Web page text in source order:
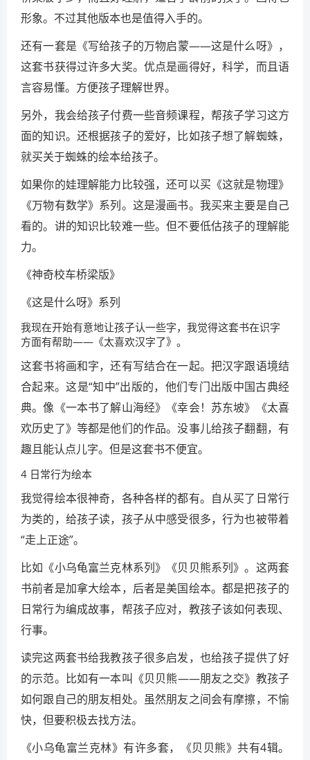
形象。不过其他版本也是值得入手的。
还有一套是《写给孩子的万物启蒙——这是什么呀》，
这套书获得过许多大奖。优点是画得好，科学，而且语
言容易懂。方便孩子理解世界。
另外，我会给孩子付费一些音频课程，帮孩子学习这方
面的知识。还根据孩子的爱好，比如孩子想了解蜘蛛，
就买关于蜘蛛的绘本给孩子。
如果你的娃理解能力比较强，还可以买《这就是物理》
《万物有数学》系列。这是漫画书。我买来主要是自己
看的。讲的知识比较难一些。但不要低估孩子的理解能
力。
《神奇校车桥梁版》
《这是什么呀》系列
我现在开始有意地让孩子认一些字，我觉得这套书在识字
方面有帮助——《太喜欢汉字了》。
这套书将画和字，还有写结合在一起。把汉字跟语境结
合起来。这是“知中”出版的，他们专门出版中国古典经
典。像《一本书了解山海经》《幸会！苏东坡》《太喜
欢历史了》等都是他们的作品。没事儿给孩子翻翻，有
趣且能认点儿字。但是这套书不便宜。
4 日常行为绘本
我觉得绘本很神奇，各种各样的都有。自从买了日常行
为类的，给孩子读，孩子从中感受很多，行为也被带着
“走上正途”。
比如《小乌龟富兰克林系列》《贝贝熊系列》。这两套
书前者是加拿大绘本，后者是美国绘本。都是把孩子的
日常行为编成故事，帮孩子应对，教孩子该如何表现、
行事。
读完这两套书给我教孩子很多启发，也给孩子提供了好
的示范。比如有一本叫《贝贝熊——朋友之交》教孩子
如何跟自己的朋友相处。虽然朋友之间会有摩擦，不愉
快，但要积极去找方法。
《小乌龟富兰克林》有许多套，《贝贝熊》共有4辑。